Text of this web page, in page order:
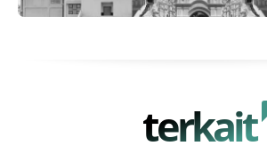
terkait